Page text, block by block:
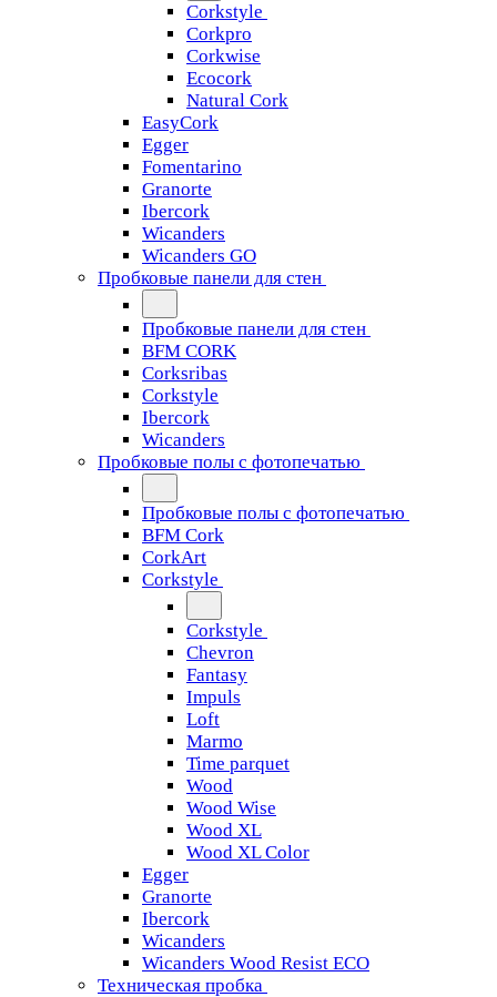
Corkstyle
Corkpro
Corkwise
Ecocork
Natural Cork
EasyCork
Egger
Fomentarino
Granorte
Ibercork
Wicanders
Wicanders GO
Пробковые панели для стен
Пробковые панели для стен
BFM CORK
Corksribas
Corkstyle
Ibercork
Wicanders
Пробковые полы с фотопечатью
Пробковые полы с фотопечатью
BFM Cork
CorkArt
Corkstyle
Corkstyle
Chevron
Fantasy
Impuls
Loft
Marmo
Time parquet
Wood
Wood Wise
Wood XL
Wood XL Color
Egger
Granorte
Ibercork
Wicanders
Wicanders Wood Resist ECO
Техническая пробка